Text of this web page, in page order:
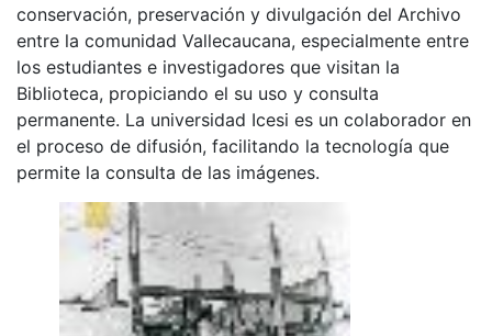
conservación, preservación y divulgación del Archivo
entre la comunidad Vallecaucana, especialmente entre
los estudiantes e investigadores que visitan la
Biblioteca, propiciando el su uso y consulta
permanente. La universidad Icesi es un colaborador en
el proceso de difusión, facilitando la tecnología que
permite la consulta de las imágenes.